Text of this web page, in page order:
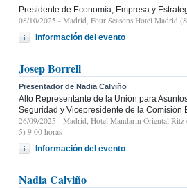
Presidente de Economía, Empresa y
08/10/2025 - Madrid, Four Seasons Hotel Madrid
Información del evento
Josep Borrell
Presentador de Nadia Calviño
Alto Representante de la Unión para
Seguridad y Vicepresidente de la Comisión
26/09/2025 - Madrid, Hotel Mandarin Oriental Ritz
5) 9:00 horas
Información del evento
Nadia Calviño